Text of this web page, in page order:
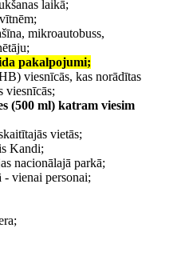
laikā;
mikroautobuss,
pakalpojumi;
viesnīcās, kas norādītas
viesnīcās;
(500 ml) katram viesim
vietās;
Kandi;
nacionālajā parkā;
vienai personai;